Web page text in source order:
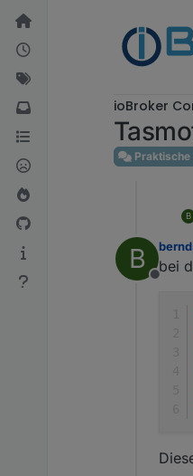
Weiter zum Inhalt
ioBroker
B
B
Offline
bei